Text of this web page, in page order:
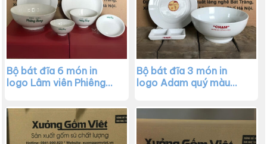
Bộ bát đĩa 6 món in
logo Lâm viên Phiêng
BD16
Bộ bát đĩa 3 món in
logo Adam quý màu